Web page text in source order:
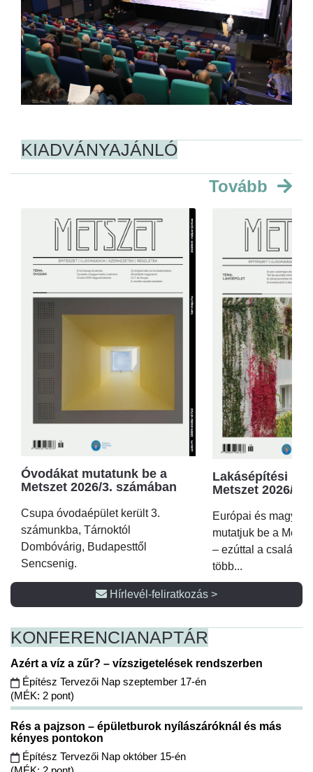
KIADVÁNYAJÁNLÓ
Tovább
Óvodákat mutatunk be a
Metszet 2026/3. számában
Csupa óvodaépület került 3.
számunkba, Tárnoktól
Dombóvárig, Budapesttől
Sencsenig.
Lakásépítési
Metszet 2026/2.
Európai és magyar
mutatjuk be a
– ezúttal a családi
több...
Hírlevél-feliratkozás >
KONFERENCIANAPTÁR
Azért a víz a zűr? – vízszigetelések rendszerben
Építész Tervezői Nap szeptember 17-én
(MÉK: 2 pont)
Rés a pajzson – épületburok nyílászáróknál és más
kényes pontokon
Építész Tervezői Nap október 15-én